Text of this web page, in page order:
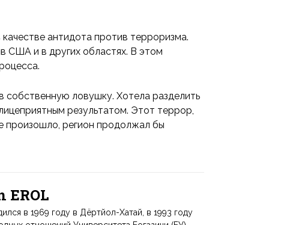
антидота против терроризма.
США и в других областях. В этом
собственную ловушку. Хотела разделить
результатом. Этот террор,
произошло, регион продолжал бы
EROL
в 1969 году в Дёртйол-Хатай, в 1993 году